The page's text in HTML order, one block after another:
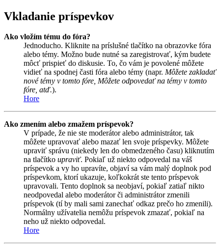
Vkladanie príspevkov
Ako vložím tému do fóra?
Jednoducho. Kliknite na príslušné tlačítko na obrazovke fóra
alebo témy. Možno bude nutné sa zaregistrovať, kým budete
môcť prispieť do diskusie. To, čo vám je povolené môžete
vidieť na spodnej časti fóra alebo témy (napr. Môžete zakladať
nové témy v tomto fóre, Môžete odpovedať na témy v tomto
fóre, atď.).
Hore
Ako zmením alebo zmažem príspevok?
V prípade, že nie ste moderátor alebo administrátor, tak
môžete upravovať alebo mazať len svoje príspevky. Môžete
upraviť správu (niekedy len do obmedzeného času) kliknutím
na tlačítko upraviť. Pokiaľ už niekto odpovedal na váš
príspevok a vy ho upravíte, objaví sa vám malý doplnok pod
príspevkom, ktorí ukazuje, koľkokrát ste tento príspevok
upravovali. Tento doplnok sa neobjaví, pokiaľ zatiaľ nikto
neodpovedal alebo moderátor či administrátor zmenili
príspevok (tí by mali sami zanechať odkaz prečo ho zmenili).
Normálny užívatelia nemôžu príspevok zmazať, pokiaľ na
neho už niekto odpovedal.
Hore